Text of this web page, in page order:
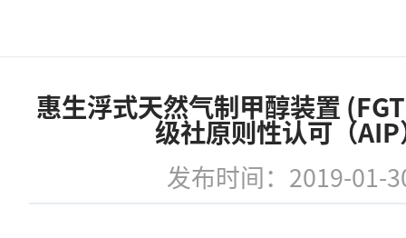
惠生浮式天然气制甲醇装置
级社原则性认可（
发布时间：2019-01-